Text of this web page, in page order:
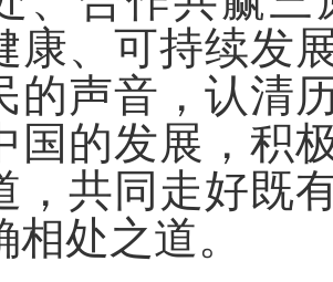
康、可持续发
的声音，认清
国的发展，积
，共同走好既
相处之道。